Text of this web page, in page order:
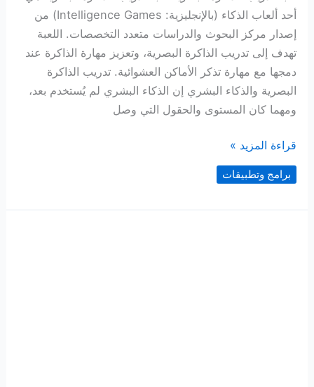
أحد ألعاب الذكاء (بالإنجليزية: Intelligence Games) من
إصدار مركز البحوث والدراسات متعدد التخصصات. اللعبة
تهدف إلى تدريب الذاكرة البصرية، وتعزيز مهارة الذاكرة عند
دمجها مع مهارة تذكر الأماكن العشوائية. تدريب الذاكرة
البصرية والذكاء البشري إن الذكاء البشري لم يُستخدم بعد،
ومهما كان المستوى والحقول التي وصل
تدريب
الذاكرة
البصرية
قراءة المزيد »
برامج وتطبيقات